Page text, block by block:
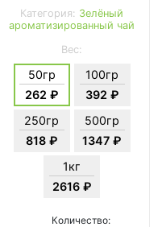
Категория: Зелёный
ароматизированный чай
Вес:
50гр
262 ₽
100гр
392 ₽
250гр
818 ₽
500гр
1347 ₽
1кг
2616 ₽
Количество: